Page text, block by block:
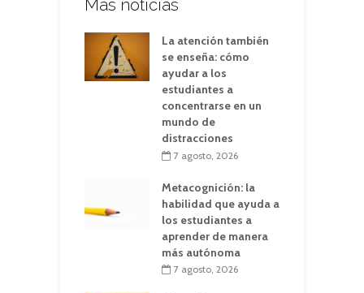
Más noticias
La atención también
se enseña: cómo
ayudar a los
estudiantes a
concentrarse en un
mundo de
distracciones
7 agosto, 2026
Metacognición: la
habilidad que ayuda a
los estudiantes a
aprender de manera
más autónoma
7 agosto, 2026